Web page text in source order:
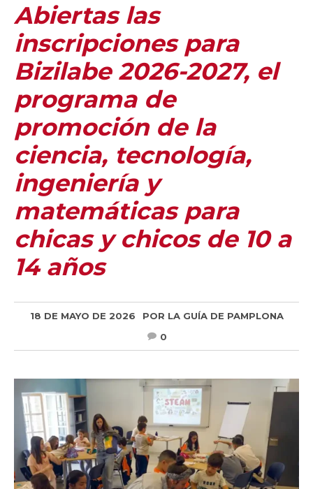
Abiertas las
inscripciones para
Bizilabe 2026-2027, el
programa de
promoción de la
ciencia, tecnología,
ingeniería y
matemáticas para
chicas y chicos de 10 a
14 años
18 DE MAYO DE 2026 POR LA GUÍA DE PAMPLONA
0